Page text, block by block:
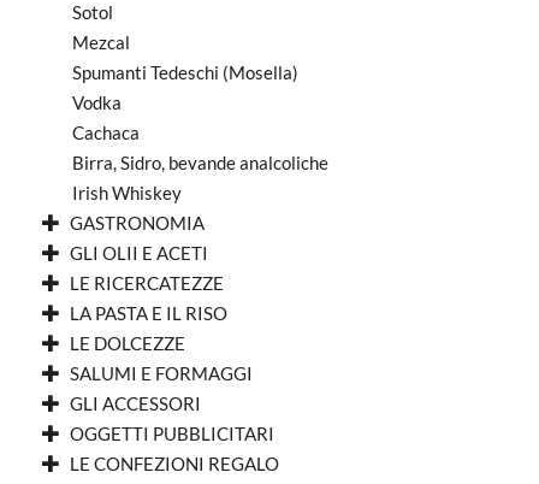
Sotol
Mezcal
Spumanti Tedeschi (Mosella)
Vodka
Cachaca
Birra, Sidro, bevande analcoliche
Irish Whiskey
GASTRONOMIA
GLI OLII E ACETI
LE RICERCATEZZE
LA PASTA E IL RISO
LE DOLCEZZE
SALUMI E FORMAGGI
GLI ACCESSORI
OGGETTI PUBBLICITARI
LE CONFEZIONI REGALO